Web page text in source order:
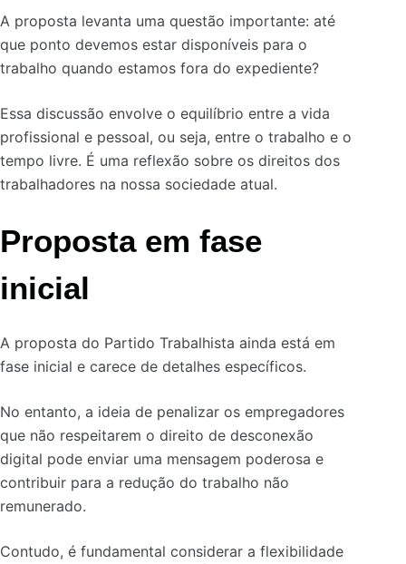
A proposta levanta uma questão importante: até
que ponto devemos estar disponíveis para o
trabalho quando estamos fora do expediente?
Essa discussão envolve o equilíbrio entre a vida
profissional e pessoal, ou seja, entre o trabalho e o
tempo livre. É uma reflexão sobre os direitos dos
trabalhadores na nossa sociedade atual.
Proposta em fase
inicial
A proposta do Partido Trabalhista ainda está em
fase inicial e carece de detalhes específicos.
No entanto, a ideia de penalizar os empregadores
que não respeitarem o direito de desconexão
digital pode enviar uma mensagem poderosa e
contribuir para a redução do trabalho não
remunerado.
Contudo, é fundamental considerar a flexibilidade